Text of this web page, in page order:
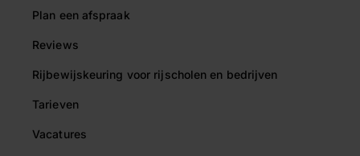
Plan een afspraak
Reviews
Rijbewijskeuring voor rijscholen en bedrijven
Tarieven
Vacatures